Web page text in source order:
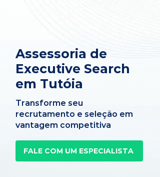
Assessoria de
Executive Search
em Tutóia
Transforme seu
recrutamento e seleção em
vantagem competitiva
FALE COM UM ESPECIALISTA